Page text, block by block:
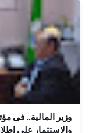
وزير المالية.. فى
والاستثمار على